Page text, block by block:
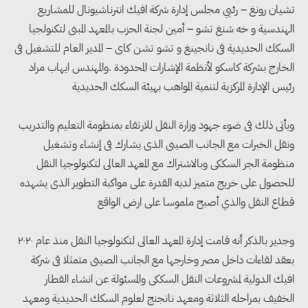
تشيان رونغ – رئيي مجلس إدارة شركة افيك انترناشيونال للمشاريع
الهندسية و خه شنغ تشو – أمين لجنة الحزب بالمعهد المبنى لتكنولجيا
السكك الحديدية فى نانجينغ و تشو تشن كاى – المدير العام للتشغيل فى
الخارج بشركة كاسكو لأنظمة الإشارات المحدودة .والمهندس ايهاب مراد
رئيس الإدارة المركزية لتنمية المواهب بهيئة السكك الحديدية
ويأتى ذلك فى ضوء جهود وزارة النقل للارتقاء بمنظومة التعليم والتدريب
ونقل الخبرات مع الجانب الصينى الذى يشارك فى إنشاء وتشغيل
منظومة الجر السككى وبالاشتراك مع المعهد العالى لتكنولوجيا النقل
للحصول على خريج متميز لديه القدرة على مواكبة التطوير الذى يشهده
قطاع النقل والذي أصبح ملموسا على ارض الواقع
وجدير بالذكر أنه قامت إدارة المعهد العالى لتكنولوجيا النقل منذ عام ٢٠٢٠
بعقد لقاءات داخل مصر وخارجها مع الجانب الصينى متمثلا فى شركة
افيك الدولية لمشروعات النقل السككى والمسئولة عن انشاء القطار
الخفيف بمراحله الثلاثة ومعهد نانجنج لعلوم السكك الحديدية ومعهد